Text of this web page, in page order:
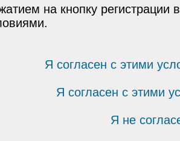
на кнопку регистрации
Я согласен с этими
Я согласен с этими
Я не